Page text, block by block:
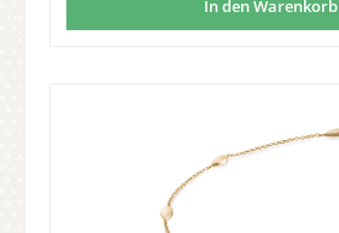
In den Warenkorb